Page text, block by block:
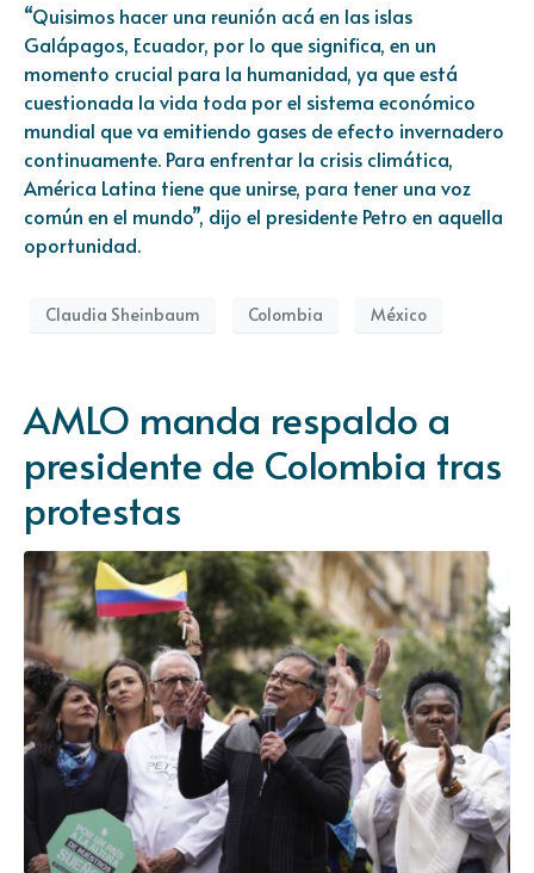
“Quisimos hacer una reunión acá en las islas
Galápagos, Ecuador, por lo que significa, en un
momento crucial para la humanidad, ya que está
cuestionada la vida toda por el sistema económico
mundial que va emitiendo gases de efecto invernadero
continuamente. Para enfrentar la crisis climática,
América Latina tiene que unirse, para tener una voz
común en el mundo”, dijo el presidente Petro en aquella
oportunidad.
Claudia Sheinbaum Colombia México
AMLO manda respaldo a
presidente de Colombia tras
protestas